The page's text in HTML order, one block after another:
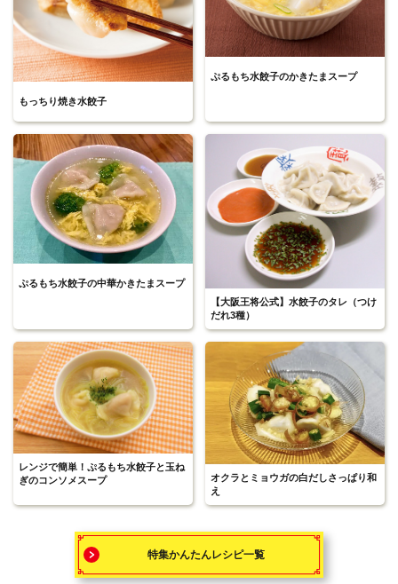
もっちり焼き水餃子
ぷるもち水餃子のかきたまスープ
ぷるもち水餃子の中華かきたまスープ
【大阪王将公式】水餃子のタレ（つけ
だれ3種）
レンジで簡単！ぷるもち水餃子と玉ね
ぎのコンソメスープ
オクラとミョウガの白だしさっぱり和
え
特集かんたんレシピ一覧